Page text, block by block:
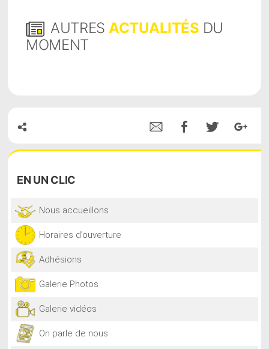
AUTRESACTUALITÉS DU
MOMENT
EN UN CLIC
Nous accueillons
Horaires d’ouverture
Adhésions
Galerie Photos
Galerie vidéos
On parle de nous